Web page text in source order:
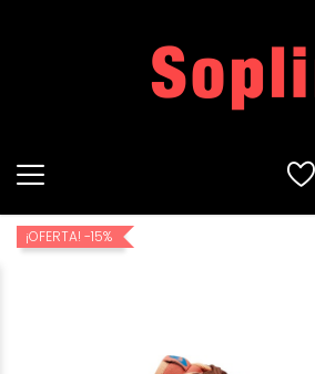
¡OFERTA! -15%